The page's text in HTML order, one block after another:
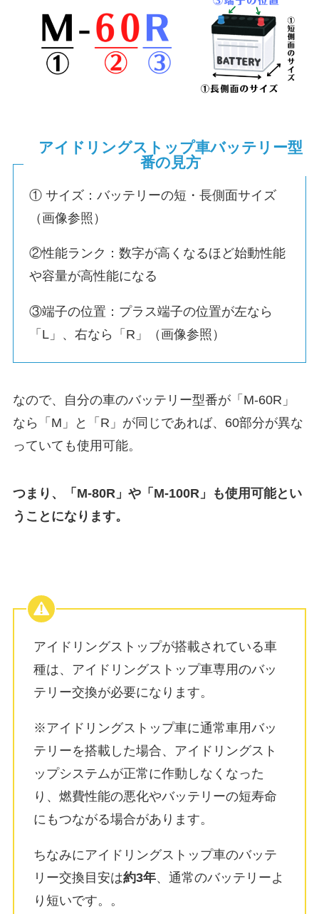
アイドリングストップ車バッテリー型
番の見方
① サイズ：バッテリーの短・長側面サイズ
（画像参照）
②性能ランク：数字が高くなるほど始動性能
や容量が高性能になる
③端子の位置：プラス端子の位置が左なら
「L」、右なら「R」（画像参照）
なので、自分の車のバッテリー型番が「M-60R」
なら「M」と「R」が同じであれば、60部分が異な
っていても使用可能。
つまり、「M-80R」や「M-100R」も使用可能とい
うことになります。
アイドリングストップが搭載されている車
種は、 アイドリングストップ車専用のバッ
テリー交換が必要になります。
※アイドリングストップ車に通常車用バッ
テリーを搭載した場合、アイドリングスト
ップシステムが正常に作動しなくなった
り、燃費性能の悪化やバッテリーの短寿命
にもつながる場合があります。
ちなみにアイドリングストップ車のバッテ
リー交換目安は約3年、通常のバッテリーよ
り短いです。
。